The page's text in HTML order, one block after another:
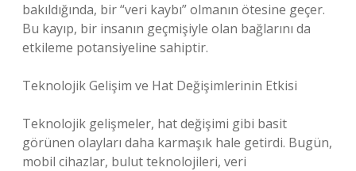
bakıldığında, bir “veri kaybı” olmanın ötesine geçer.
Bu kayıp, bir insanın geçmişiyle olan bağlarını da
etkileme potansiyeline sahiptir.
Teknolojik Gelişim ve Hat Değişimlerinin Etkisi
Teknolojik gelişmeler, hat değişimi gibi basit
görünen olayları daha karmaşık hale getirdi. Bugün,
mobil cihazlar, bulut teknolojileri, veri